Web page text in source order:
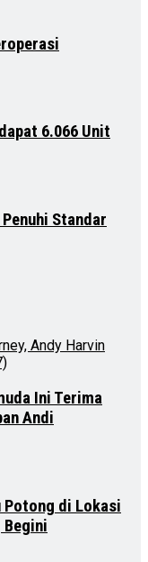
6.066 Unit
Standar
Ini Terima
Andi
Potong di Lokasi
Begini